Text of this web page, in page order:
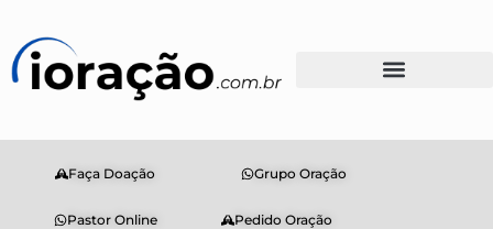
Faça Doação Grupo Oração
Pastor Online Pedido Oração